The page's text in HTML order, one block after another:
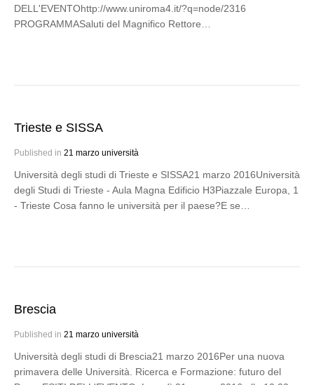
DELL'EVENTOhttp://www.uniroma4.it/?q=node/2316
PROGRAMMASaluti del Magnifico Rettore…
Trieste e SISSA
Published in 21 marzo università
Università degli studi di Trieste e SISSA21 marzo 2016Università
degli Studi di Trieste - Aula Magna Edificio H3Piazzale Europa, 1
- Trieste Cosa fanno le università per il paese?E se…
Brescia
Published in 21 marzo università
Università degli studi di Brescia21 marzo 2016Per una nuova
primavera delle Università. Ricerca e Formazione: futuro del